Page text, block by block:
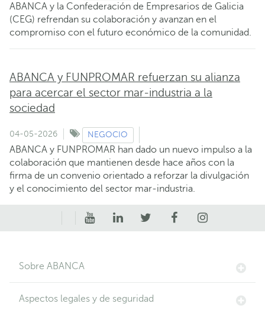
ABANCA y la Confederación de Empresarios de Galicia
(CEG) refrendan su colaboración y avanzan en el
compromiso con el futuro económico de la comunidad.
ABANCA y FUNPROMAR refuerzan su alianza
para acercar el sector mar-industria a la
sociedad
04-05-2026 NEGOCIO
ABANCA y FUNPROMAR han dado un nuevo impulso a la
colaboración que mantienen desde hace años con la
firma de un convenio orientado a reforzar la divulgación
y el conocimiento del sector mar-industria.
Sobre ABANCA
Aspectos legales y de seguridad